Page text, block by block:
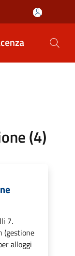
(4)
7.
(gestione
alloggi